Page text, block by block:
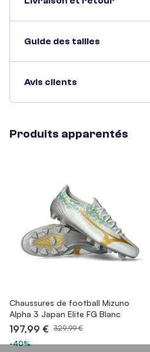
Guide des tailles
Avis clients
Produits apparentés
Chaussures de football Mizuno
Alpha 3 Japan Elite FG Blanc
197,99 € 329,99 €
-40%